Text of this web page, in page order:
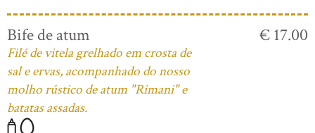
Bife de atum
Filé de vitela grelhado em crosta de
sal e ervas, acompanhado do nosso
molho rústico de atum "Rimani" e
batatas assadas.
€ 17.00